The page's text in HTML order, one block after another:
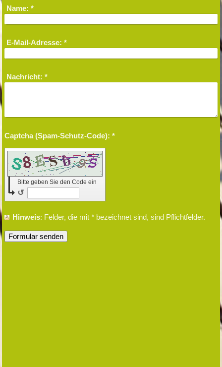
Name: *
E-Mail-Adresse: *
Nachricht: *
Captcha (Spam-Schutz-Code): *
Bitte geben Sie den Code ein
↺
Hinweis : Felder, die mit *bezeichnet sind, sind Pflichtfelder.